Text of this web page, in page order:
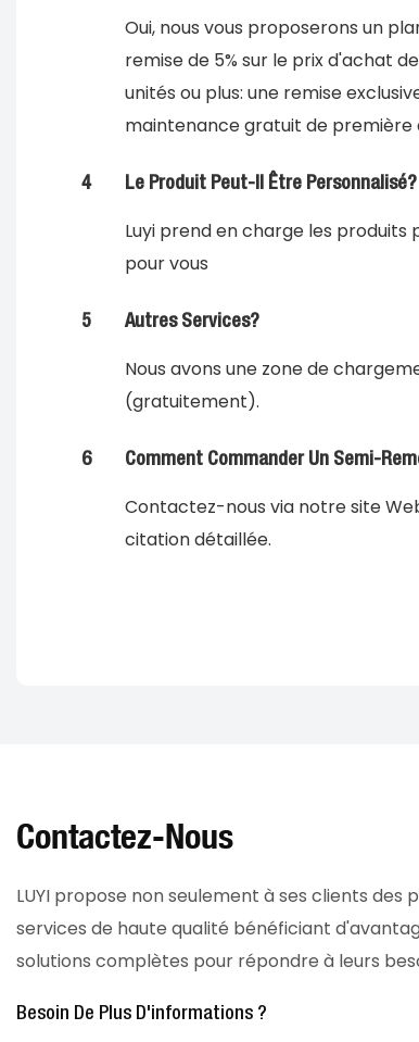
Oui, nous vous proposerons un
remise de 5% sur le prix d'achat
unités ou plus: une remise
maintenance gratuit de première
4 Le Produit Peut-Il Être Personnalisé?
Luyi prend en charge les produits
pour vous
5 Autres Services?
Nous avons une zone de
(gratuitement).
6 Comment Commander Un Semi-
Contactez-nous via notre site
citation détaillée.
Contactez-Nous
LUYI propose non seulement à ses clients des
services de haute qualité bénéficiant
solutions complètes pour répondre à leurs
Besoin De Plus D'informations ?